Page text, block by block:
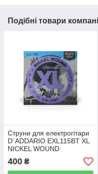
Подібні товари
Струни для електрогітари
D`ADDARIO EXL115BT XL
NICKEL WOUND
BALANCED TENSION,
MEDIUM (11-50)
400 ₴